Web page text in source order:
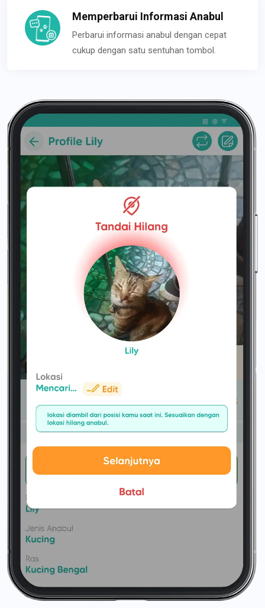
Memperbarui Informasi Anabul
Perbarui informasi anabul dengan cepat
cukup dengan satu sentuhan tombol.